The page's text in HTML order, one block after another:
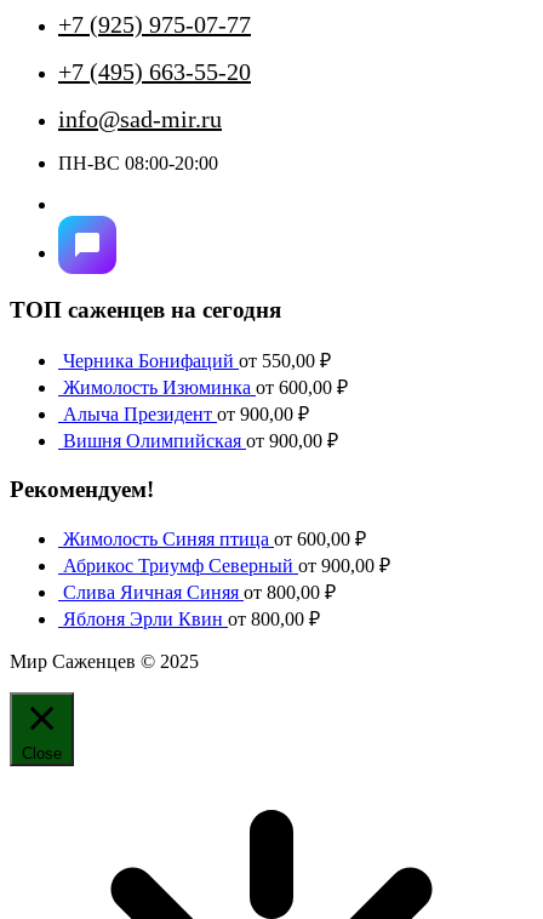
+7 (925) 975-07-77
+7 (495) 663-55-20
info@sad-mir.ru
ПН-ВС 08:00-20:00
ТОП саженцев на сегодня
Черника Бонифаций от 550,00 ₽
Жимолость Изюминка от 600,00 ₽
Алыча Президент от 900,00 ₽
Вишня Олимпийская от 900,00 ₽
Рекомендуем!
Жимолость Синяя птица от 600,00 ₽
Абрикос Триумф Северный от 900,00 ₽
Слива Яичная Синяя от 800,00 ₽
Яблоня Эрли Квин от 800,00 ₽
Мир Саженцев © 2025
Close